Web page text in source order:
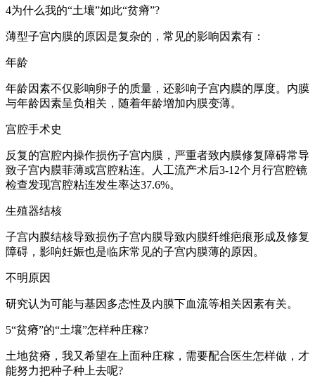
4为什么我的“土壤”如此“贫瘠”?
薄型子宫内膜的原因是复杂的，常见的影响因素有：
年龄
年龄因素不仅影响卵子的质量，还影响子宫内膜的厚度。内膜
与年龄因素呈负相关，随着年龄增加内膜变薄。
宫腔手术史
反复的宫腔内操作损伤子宫内膜，严重者致内膜修复障碍常导
致子宫内膜菲薄或宫腔粘连。人工流产术后3-12个月行宫腔镜
检查发现宫腔粘连发生率达37.6%。
生殖器结核
子宫内膜结核导致损伤子宫内膜导致内膜纤维疤痕形成及修复
障碍，影响妊娠也是临床常见的子宫内膜薄的原因。
不明原因
研究认为可能与基因多态性及内膜下血流等相关因素有关。
5“贫瘠”的“土壤”怎样种庄稼?
土地贫瘠，我又希望在上面种庄稼，需要配合医生怎样做，才
能努力把种子种上去呢?